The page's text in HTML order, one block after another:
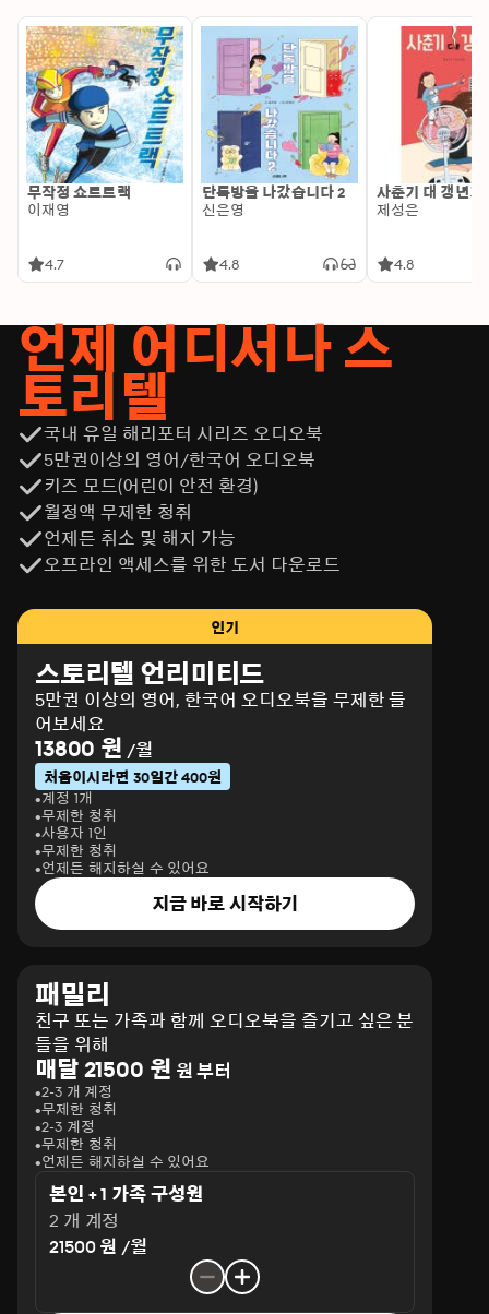
무작정 쇼트트랙
이재영
4.7
단톡방을 나갔습니다 2
신은영
4.8
사춘기 대 갱년기
제성은
4.8
언제 어디서나 스
토리텔
국내 유일 해리포터 시리즈 오디오북
5만권이상의 영어/한국어 오디오북
키즈 모드(어린이 안전 환경)
월정액 무제한 청취
언제든 취소 및 해지 가능
오프라인 액세스를 위한 도서 다운로드
인기
스토리텔 언리미티드
5만권 이상의 영어, 한국어 오디오북을 무제한 들
어보세요
13800 원 /월
처음이시라면 30일간 400원
계정 1개
무제한 청취
사용자 1인
무제한 청취
언제든 해지하실 수 있어요
지금 바로 시작하기
패밀리
친구 또는 가족과 함께 오디오북을 즐기고 싶은 분
들을 위해
매달 21500 원 원 부터
2-3 개 계정
무제한 청취
2-3 계정
무제한 청취
언제든 해지하실 수 있어요
본인 + 1 가족 구성원
2 개 계정
21500 원 /월